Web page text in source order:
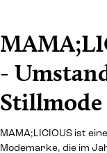
-
Stillmode
MAMA;LICIOUS ist
Modemarke, die im